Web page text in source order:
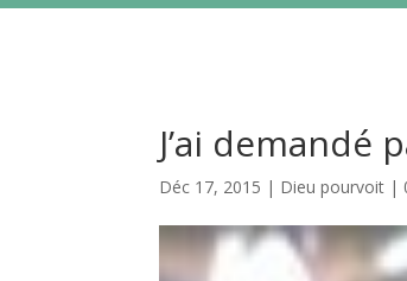
J’ai demandé
Déc 17, 2015 | Dieu pourvoit |